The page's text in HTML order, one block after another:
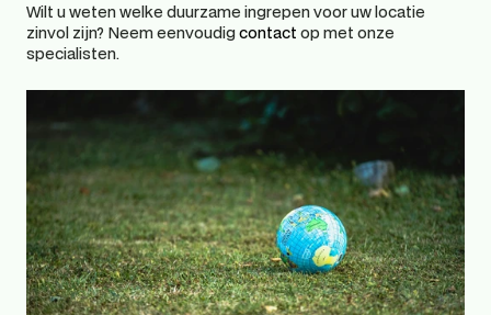
Wilt u weten welke duurzame ingrepen voor uw locatie
zinvol zijn? Neem eenvoudig contact op met onze
specialisten.